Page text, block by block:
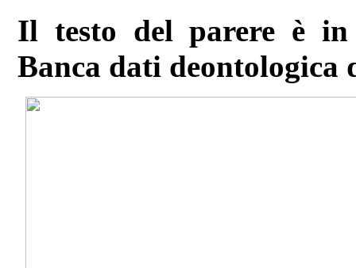
Il testo del parere è in
Banca dati deontologica